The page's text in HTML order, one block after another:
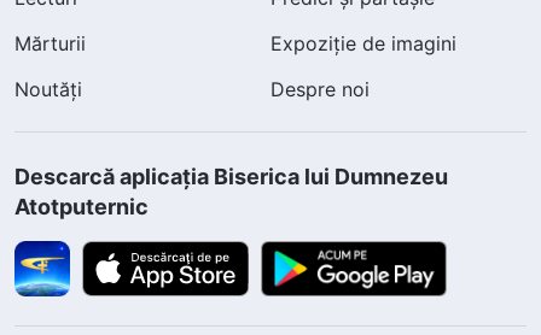
Mărturii
Expoziție de imagini
Noutăți
Despre noi
Descarcă aplicația Biserica lui Dumnezeu
Atotputernic